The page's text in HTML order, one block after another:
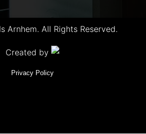
Arnhem. All Rights Reserved.
Created by
Privacy Policy